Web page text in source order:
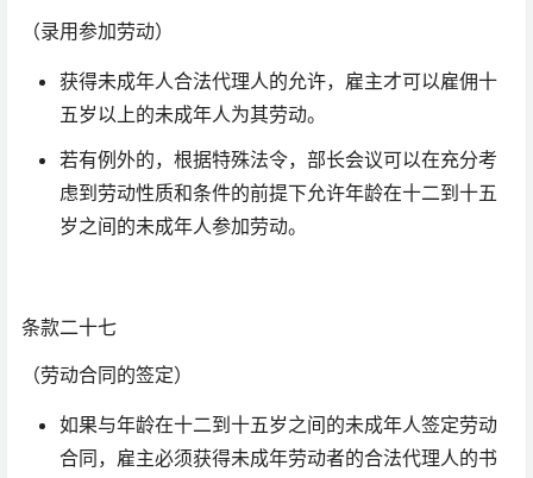
（录用参加劳动）
获得未成年人合法代理人的允许，雇主才可以雇佣十
五岁以上的未成年人为其劳动。
若有例外的，根据特殊法令，部长会议可以在充分考
虑到劳动性质和条件的前提下允许年龄在十二到十五
岁之间的未成年人参加劳动。
条款二十七
（劳动合同的签定）
如果与年龄在十二到十五岁之间的未成年人签定劳动
合同，雇主必须获得未成年劳动者的合法代理人的书